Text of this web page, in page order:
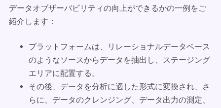
データオブザーバビリティの向上ができるかの一例をご
紹介します：
プラットフォームは、リレーショナルデータベース
のようなソースからデータを抽出し、ステージング
エリアに配置する。
その後、データを分析に適した形式に変換され、さ
らに、データのクレンジング、データ出力の測定、